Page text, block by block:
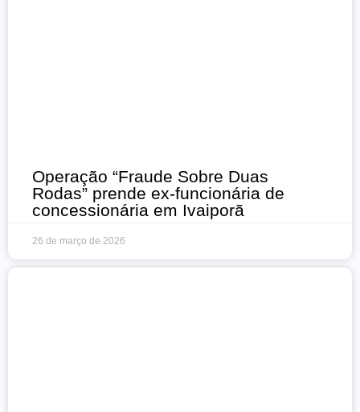
Operação “Fraude Sobre Duas
Rodas” prende ex-funcionária de
concessionária em Ivaiporã
26 de março de 2026